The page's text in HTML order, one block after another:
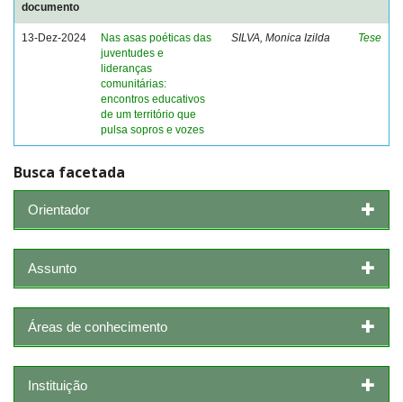
documento
13-Dez-2024
Nas asas poéticas das
juventudes e
lideranças
comunitárias:
encontros educativos
de um território que
pulsa sopros e vozes
SILVA, Monica Izilda Tese
Busca facetada
Orientador
Assunto
Áreas de conhecimento
Instituição